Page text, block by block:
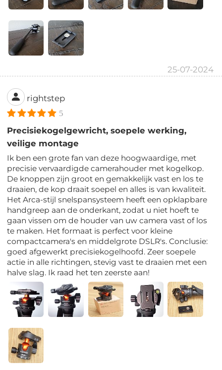
25-07-2024
rightstep
5
Precisiekogelgewricht, soepele werking,
veilige montage
Ik ben een grote fan van deze hoogwaardige, met
precisie vervaardigde camerahouder met kogelkop.
De knoppen zijn groot en gemakkelijk vast en los te
draaien, de kop draait soepel en alles is van kwaliteit.
Het Arca-stijl snelspansysteem heeft een opklapbare
handgreep aan de onderkant, zodat u niet hoeft te
gaan vissen om de houder van uw camera vast of los
te maken. Het formaat is perfect voor kleine
compactcamera's en middelgrote DSLR's. Conclusie:
goed afgewerkt precisiekogelhoofd. Zeer soepele
actie in alle richtingen, stevig vast te draaien met een
halve slag. Ik raad het ten zeerste aan!